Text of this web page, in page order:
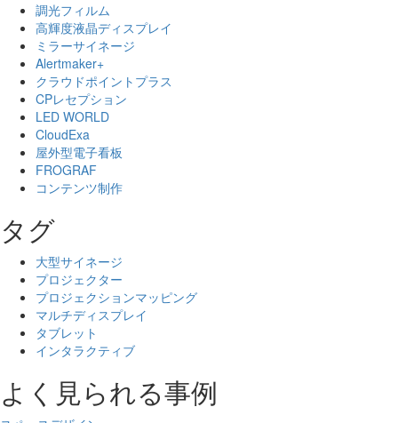
調光フィルム
高輝度液晶ディスプレイ
ミラーサイネージ
Alertmaker+
クラウドポイントプラス
CPレセプション
LED WORLD
CloudExa
屋外型電子看板
FROGRAF
コンテンツ制作
タグ
大型サイネージ
プロジェクター
プロジェクションマッピング
マルチディスプレイ
タブレット
インタラクティブ
よく見られる事例